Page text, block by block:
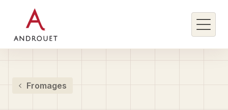
Rechercher un mot clé
Fromages